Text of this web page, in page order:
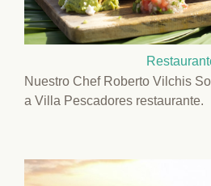
Nuestro Chef Roberto Vilchis
a Villa Pescadores restaurante.